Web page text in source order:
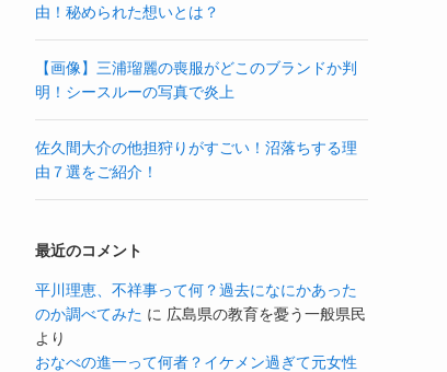
由！秘められた想いとは？
【画像】三浦瑠麗の喪服がどこのブランドか判
明！シースルーの写真で炎上
佐久間大介の他担狩りがすごい！沼落ちする理
由７選をご紹介！
最近のコメント
平川理恵、不祥事って何？過去になにかあった
のか調べてみた に 広島県の教育を憂う一般県民
より
おなべの進一って何者？イケメン過ぎて元女性